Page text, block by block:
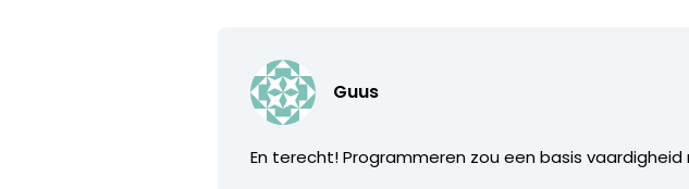
Guus
En terecht! Programmeren zou een basis